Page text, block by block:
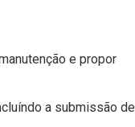
e propor
a submissão de